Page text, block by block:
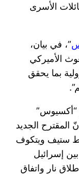
عائلات الأسرى
​​”، في بيان،
الأميركي
بما يحقق
“أكسيوس”
المقترح الجديد
​ستيف ويتكوف​
​إسرائيل​
نار واتفاق